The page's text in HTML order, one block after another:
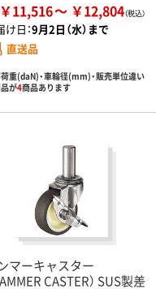
￥11,516 ￥12,804
け日：9月2日（水）まで
直送品
重(daN)・車輪径(mm)・販売単位違い
が4商品あります
マーキャスター
CASTER） SUS製差